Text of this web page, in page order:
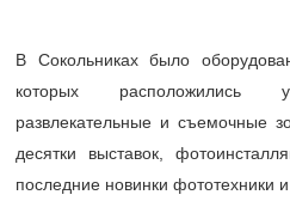
В Сокольниках было
которых расположились
развлекательные и съемочные
десятки выставок,
последние новинки фототехники